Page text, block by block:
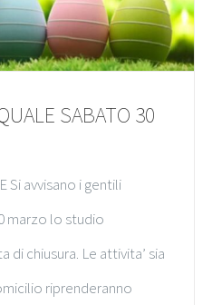
SABATO 30
Si avvisano i gentili
marzo lo studio
di chiusura. Le attivita’ sia
riprenderanno